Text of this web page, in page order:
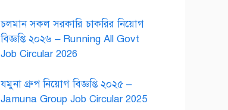
চলমান সকল সরকারি চাকরির নিয়োগ
বিজ্ঞপ্তি ২০২৬ – Running All Govt
Job Circular 2026
যমুনা গ্রুপ নিয়োগ বিজ্ঞপ্তি ২০২৫ –
Jamuna Group Job Circular 2025